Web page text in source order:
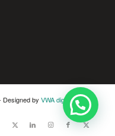
Designed by VWA digital